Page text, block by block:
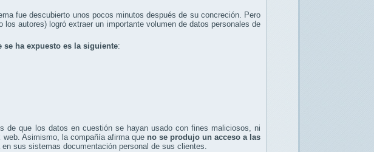
fue descubierto unos pocos minutos después de su concreción. Pero
autores) logró extraer un importante volumen de datos personales de
se ha expuesto es la siguiente:
de que los datos en cuestión se hayan usado con fines maliciosos, ni
Asimismo, la compañía afirma que no se produjo un acceso a las
sus sistemas documentación personal de sus clientes.